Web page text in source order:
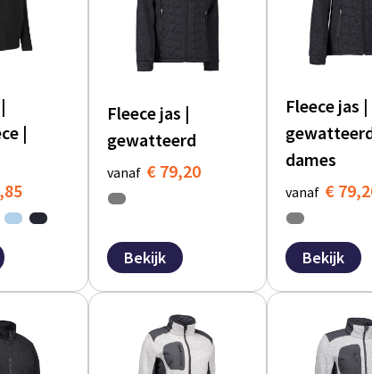
|
Fleece jas |
gewatteerd
vanaf € 79,20
Bekijk
Fleece jas |
dames
vanaf €
Bekijk